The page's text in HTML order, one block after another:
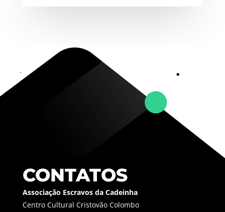
CONTATOS
Associação Escravos da Cadeinha
Centro Cultural Cristovão Colombo